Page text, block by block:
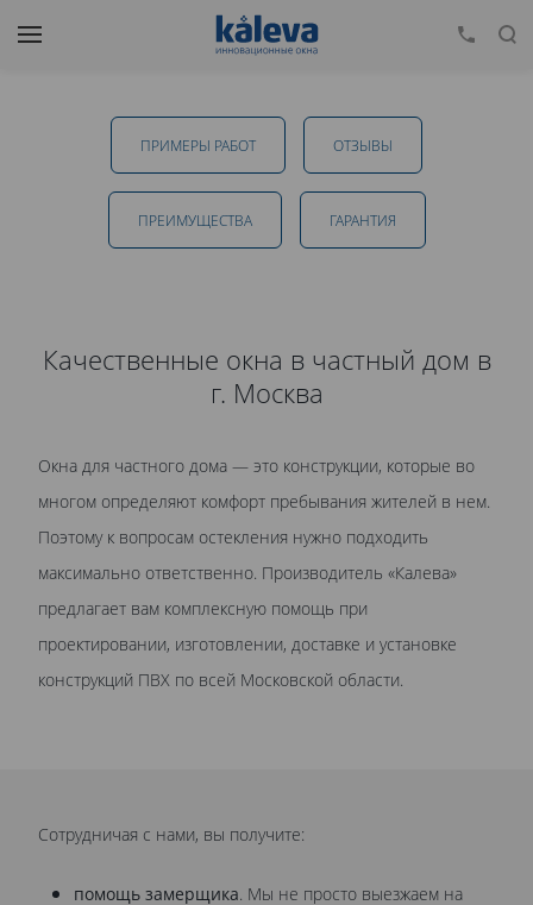
Пластиковые окна для частного дома в
Пушкино
от 12 248 руб.
политикой обработки персональных данныхознакомлен.
ПРИМЕРЫ РАБОТ ОТЗЫВЫ
ПРЕИМУЩЕСТВА ГАРАНТИЯ
Качественные окна в частный дом в
г. Москва
Окна для частного дома — это конструкции, которые во
многом определяют комфорт пребывания жителей в нем.
Поэтому к вопросам остекления нужно подходить
максимально ответственно. Производитель «Калева»
предлагает вам комплексную помощь при
проектировании, изготовлении, доставке и установке
конструкций ПВХ по всей Московской области.
Сотрудничая с нами, вы получите:
помощь замерщика. Мы не просто выезжаем на